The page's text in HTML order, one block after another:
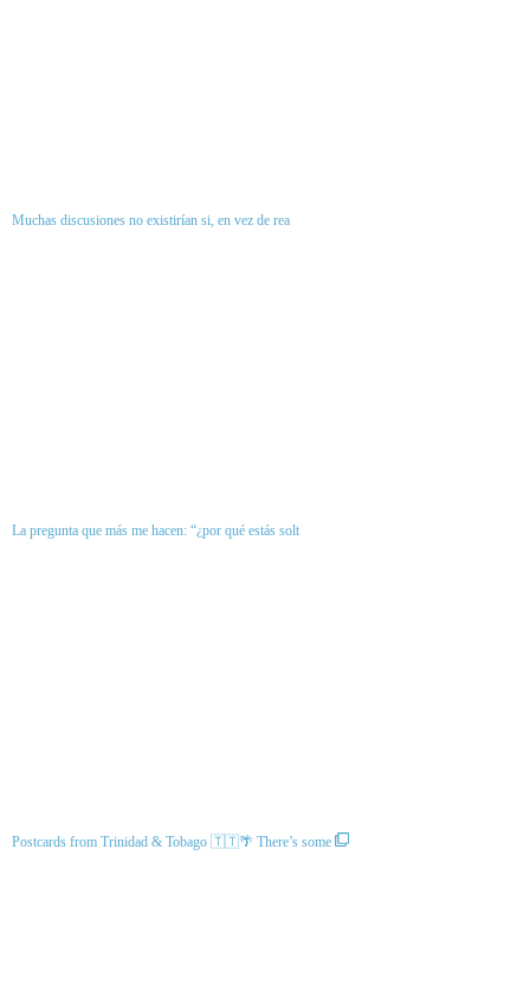
Muchas discusiones no existirían si, en vez de rea
La pregunta que más me hacen: “¿por qué estás solt
Postcards from Trinidad & Tobago 🇹🇹🌴 There’s some